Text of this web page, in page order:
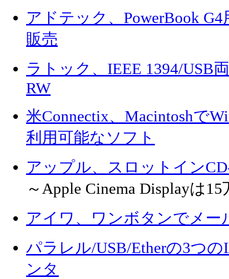
アドテック、PowerBook
販売
ラトック、IEEE 1394/USB
RW
米Connectix、Macintoshで
利用可能なソフト
アップル、スロットイン
～Apple Cinema Displayは
アイワ、ワンボタンでメー
パラレル/USB/Etherの3つ
ンタ